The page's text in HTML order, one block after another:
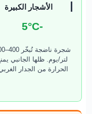
الأشجار الكبيرة
-5°C
شجرة
لتر/يوم. ظلها الجانبي
الحرارة من الجدار